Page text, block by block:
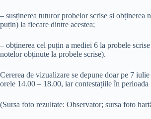
– susținerea tuturor probelor scrise și obținerea
puțin) la fiecare dintre acestea;
– obținerea cel puțin a mediei 6 la probele
notelor obținute la probele scrise).
Cererea de vizualizare se depune doar pe 7
orele 14.00 – 18.00, iar contestațiile în
(Sursa foto rezultate: Observator; sursa foto